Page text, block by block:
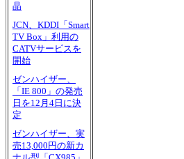
晶
JCN、KDDI「Smart
TV Box」利用の
CATVサービスを
開始
ゼンハイザー、
「IE 800」の発売
日を12月4日に決
定
ゼンハイザー、実
売13,000円の新カ